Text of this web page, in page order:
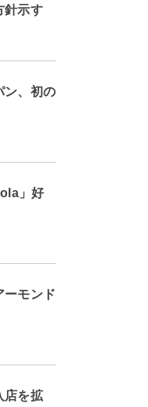
針示す
ン、初の
」好
ーモンド
店を拡